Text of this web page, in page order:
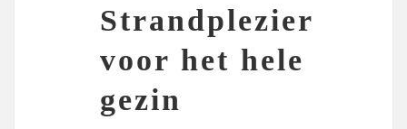
Strandplezier
voor het hele
gezin